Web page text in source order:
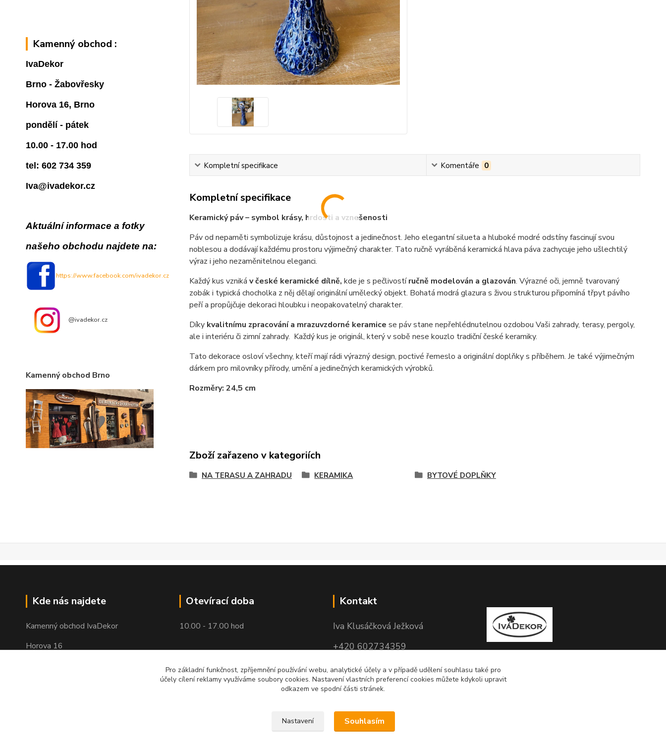
Kamenný obchod :
IvaDekor
Brno - Žabovřesky
Horova 16, Brno
pondělí - pátek
10.00 - 17.00 hod
tel: 602 734 359
Iva@ivadekor.cz
Aktuální informace a fotky
našeho obchodu najdete na:
https://www.facebook.com/ivadekor.cz
@ivadekor.cz
Kamenný obchod Brno
Kompletní specifikace Komentáře 0
Kompletní specifikace
Keramický páv – symbol krásy, hrdosti a vznešenosti
Páv od nepaměti symbolizuje krásu, důstojnost a jedinečnost. Jeho elegantní silueta a hluboké modré odstíny fascinují svou
noblesou a dodávají každému prostoru výjimečný charakter. Tato ručně vyráběná keramická hlava páva zachycuje jeho ušlechtilý
výraz i jeho nezaměnitelnou eleganci.
Každý kus vzniká v české keramické dílně, kde je s pečlivostíručně modelován a glazován. Výrazné oči, jemně tvarovaný
zobák i typická chocholka z něj dělají originální umělecký objekt. Bohatá modrá glazura s živou strukturou připomíná třpyt pávího
peří a propůjčuje dekoraci hloubku i neopakovatelný charakter.
Díky kvalitnímu zpracování a mrazuvzdorné keramice se páv stane nepřehlédnutelnou ozdobou Vaši zahrady, terasy, pergoly,
ale i interiéru či zimní zahrady. Každý kus je originál, který v sobě nese kouzlo tradiční české keramiky.
Tato dekorace osloví všechny, kteří mají rádi výrazný design, poctivé řemeslo a originální doplňky s příběhem. Je také výjimečným
dárkem pro milovníky přírody, umění a jedinečných keramických výrobků.
Rozměry: 24,5 cm
Zboží zařazeno v kategoriích
NA TERASU A ZAHRADU KERAMIKA BYTOVÉ DOPLŇKY
Kde nás najdete
Kamenný obchod IvaDekor
Horova 16
Otevírací doba
10.00 - 17.00 hod
Kontakt
Iva Klusáčková Ježková
+420 602734359
(po-pá 10.00-17.00hod)
iva@ivadekor.cz
Pro základní funkčnost, zpříjemnění používání webu, analytické účely a v případě udělení souhlasu také pro
účely cílení reklamy využíváme soubory cookies. Nastavení vlastních preferencí cookies můžete kdykoli upravit
odkazem ve spodní části stránek.
Nastavení Souhlasím